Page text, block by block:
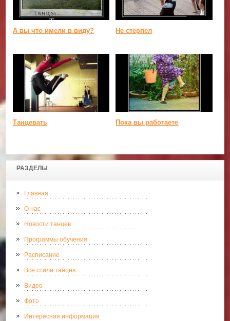
РАЗДЕЛЫ
Главная
О нас
Новости танцев
Программы обучения
Расписание
Все стили танцев
Видео
Фото
Интересная информация
А вы что имели в виду? Не стерпел
Танцевать Пока вы работаете